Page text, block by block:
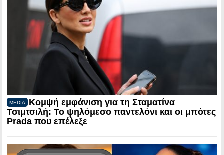
MEDIA
Κομψή εμφάνιση για τη Σταματίνα
Τσιμτσιλή: Το ψηλόμεσο παντελόνι και οι μπότες
Prada που επέλεξε